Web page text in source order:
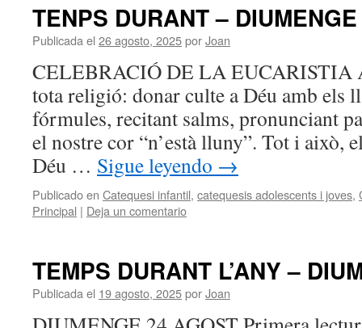
TENPS DURANT –
Publicada el 26 agosto, 2025porJoan
CELEBRACIÓ DE LA EUCARISTIA
tota religió: donar culte a Déu amb els
fórmules, recitant salms, pronunciant
el nostre cor “n’està lluny”. Tot i això,
Déu … Sigue leyendo →
Publicado en Catequesi infantil, catequesis adolescents i joves,
Principal | Deja un comentario
TEMPS DURANT L’ANY –
Publicada el 19 agosto, 2025porJoan